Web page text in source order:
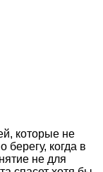
которые не
берегу, когда в
не для